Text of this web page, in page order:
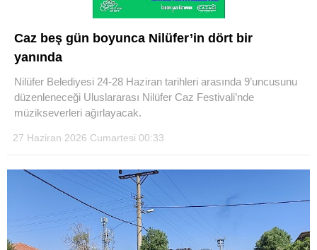
Caz beş gün boyunca Nilüfer’in dört bir
yanında
Nilüfer Belediyesi 24-28 Haziran tarihleri arasında 9’uncusunu
düzenleneceği Uluslararası Nilüfer Caz Festivali’nde
müzikseverleri ağırlayacak.
27 Haziran 2026 Cumartesi 00:33